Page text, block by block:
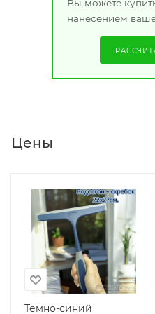
Вы можете
нанесением
Цены
Темно-синий